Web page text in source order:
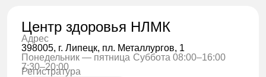
Центр здоровья НЛМК
Адрес
398005, г. Липецк, пл. Металлургов, 1
Понедельник — пятница
7:30–20:00
Суббота 08:00–16:00
Регистратура